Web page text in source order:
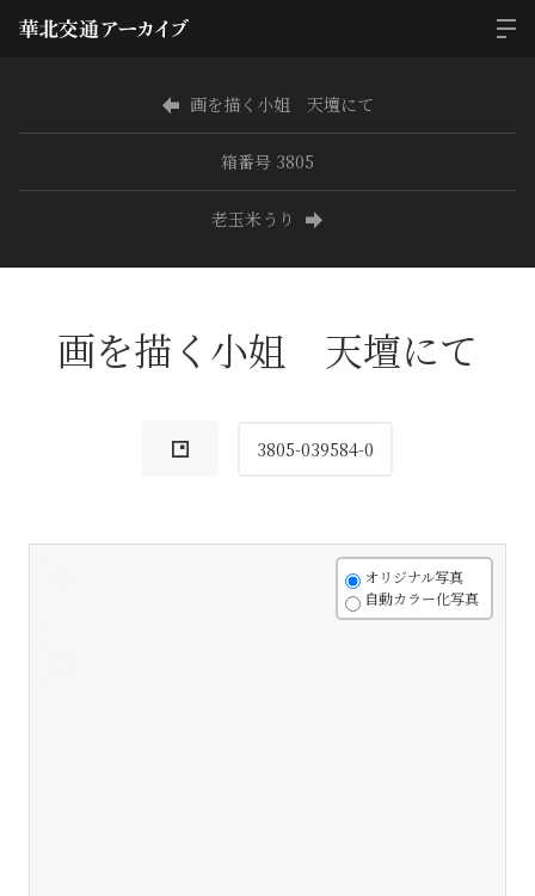
画を描く小姐 天壇にて
箱番号 3805
老玉米うり
画を描く小姐 天壇にて
3805-039584-0
オリジナル写真
自動カラー化写真